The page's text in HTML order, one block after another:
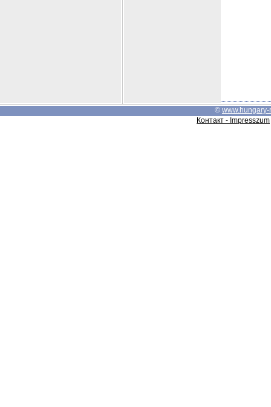
© www.hungary-
Контакт - Impresszum